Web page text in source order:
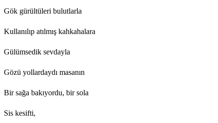
Gök gürültüleri bulutlarla
Kullanılıp atılmış kahkahalara
Gülümsedik sevdayla
Gözü yollardaydı masanın
Bir sağa bakıyordu, bir sola
Sis kesifti,